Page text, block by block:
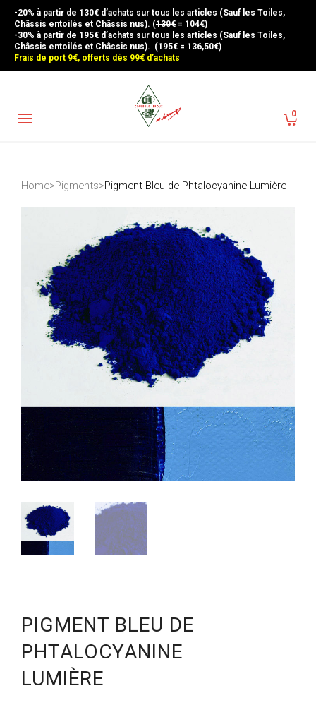
-20% à partir de 130€ d’achats sur tous les articles (Sauf les Toiles,
Châssis entoilés et Châssis nus). (130€ = 104€)
-30% à partir de 195€ d’achats sur tous les articles (Sauf les Toiles,
Châssis entoilés et Châssis nus). (195€ = 136,50€)
Frais de port 9€, offerts dès 99€ d’achats
0
Home>Pigments>Pigment Bleu de Phtalocyanine Lumière
PIGMENT BLEU DE
PHTALOCYANINE
LUMIÈRE